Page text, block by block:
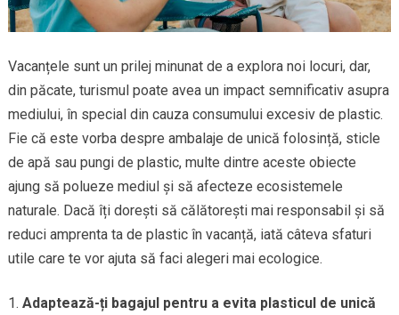
Vacanțele sunt un prilej minunat de a explora noi locuri, dar,
din păcate, turismul poate avea un impact semnificativ asupra
mediului, în special din cauza consumului excesiv de plastic.
Fie că este vorba despre ambalaje de unică folosință, sticle
de apă sau pungi de plastic, multe dintre aceste obiecte
ajung să polueze mediul și să afecteze ecosistemele
naturale. Dacă îți dorești să călătorești mai responsabil și să
reduci amprenta ta de plastic în vacanță, iată câteva sfaturi
utile care te vor ajuta să faci alegeri mai ecologice.
Adaptează-ți bagajul pentru a evita plasticul de unică